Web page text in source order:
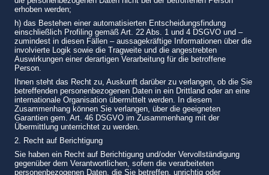
erhoben werden;
h) das Bestehen einer automatisierten Entscheidungsfindung
einschließlich Profiling gemäß Art. 22 Abs. 1 und 4 DSGVO und –
zumindest in diesen Fällen – aussagekräftige Informationen über die
involvierte Logik sowie die Tragweite und die angestrebten
Auswirkungen einer derartigen Verarbeitung für die betroffene
Person.
Ihnen steht das Recht zu, Auskunft darüber zu verlangen, ob die Sie
betreffenden personenbezogenen Daten in ein Drittland oder an eine
internationale Organisation übermittelt werden. In diesem
Zusammenhang können Sie verlangen, über die geeigneten
Garantien gem. Art. 46 DSGVO im Zusammenhang mit der
Übermittlung unterrichtet zu werden.
2. Recht auf Berichtigung
Sie haben ein Recht auf Berichtigung und/oder Vervollständigung
gegenüber dem Verantwortlichen, sofern die verarbeiteten
personenbezogenen Daten, die Sie betreffen, unrichtig oder